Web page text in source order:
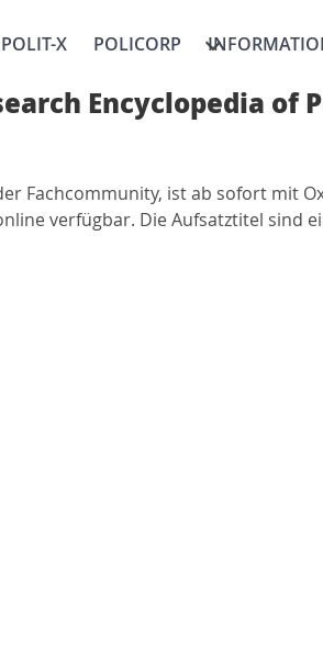
POLIT-X POLICORP
Encyclopedia of
Fachcommunity, ist ab sofort mit
verfügbar. Die Aufsatztitel sind